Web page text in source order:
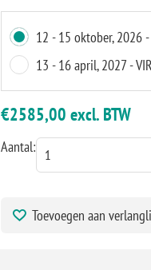
12 - 15 oktober, 2026 -
13 - 16 april, 2027 -
€2585,00 excl. BTW
Aantal:
Toevoegen aan